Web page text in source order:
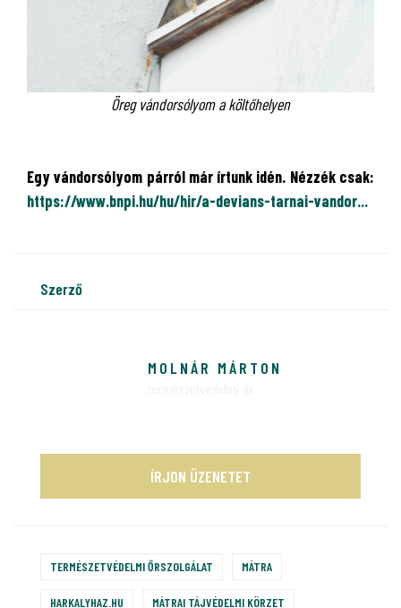
Öreg vándorsólyom a költőhelyen
Egy vándorsólyom párról már írtunk idén. Nézzék csak:
https://www.bnpi.hu/hu/hir/a-devians-tarnai-vandor...
szerző
MOLNÁR MÁRTON
ÍRJON ÜZENETET
TERMÉSZETVÉDELMI ŐRSZOLGÁLAT MÁTRA
HARKALYHAZ.HU MÁTRAI TÁJVÉDELMI KÖRZET